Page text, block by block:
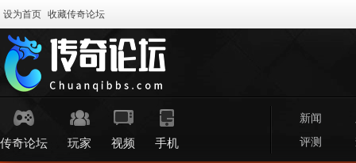
设为首页 收藏传奇论坛
传奇论坛 玩家 视频 手机
新闻
评测